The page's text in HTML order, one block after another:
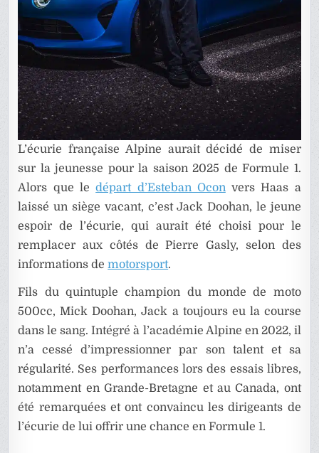
L’écurie française Alpine aurait décidé de miser
sur la jeunesse pour la saison 2025 de Formule 1.
Alors que ledépart d’Esteban Ocon vers Haas a
laissé un siège vacant, c’est Jack Doohan, le jeune
espoir de l’écurie, qui aurait été choisi pour le
remplacer aux côtés de Pierre Gasly, selon des
informations demotorsport.
Fils du quintuple champion du monde de moto
500cc, Mick Doohan, Jack a toujours eu la course
dans le sang. Intégré à l’académie Alpine en 2022, il
n’a cessé d’impressionner par son talent et sa
régularité. Ses performances lors des essais libres,
notamment en Grande-Bretagne et au Canada, ont
été remarquées et ont convaincu les dirigeants de
l’écurie de lui offrir une chance en Formule 1.